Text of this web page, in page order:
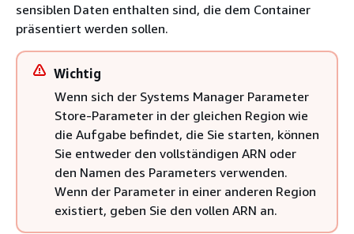
sensiblen Daten enthalten sind, die dem Container
präsentiert werden sollen.
Wichtig
Wenn sich der Systems Manager Parameter
Store-Parameter in der gleichen Region wie
die Aufgabe befindet, die Sie starten, können
Sie entweder den vollständigen ARN oder
den Namen des Parameters verwenden.
Wenn der Parameter in einer anderen Region
existiert, geben Sie den vollen ARN an.